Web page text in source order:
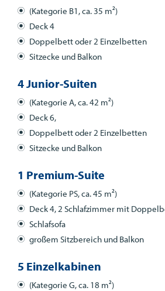
(Kategorie B1, ca. 35 m²)
Deck 4
Doppelbett oder 2 Einzelbetten
Sitzecke und Balkon
4 Junior-Suiten
(Kategorie A, ca. 42 m²)
Deck 6,
Doppelbett oder 2 Einzelbetten
Sitzecke und Balkon
1 Premium-Suite
(Kategorie PS, ca. 45 m²)
Deck 4, 2 Schlafzimmer mit
Schlafsofa
großem Sitzbereich und Balkon
5 Einzelkabinen
(Kategorie G, ca. 18 m²)